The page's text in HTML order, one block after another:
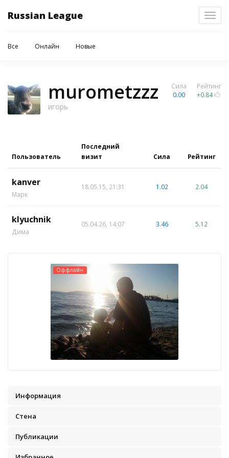
Russian League
Все Онлайн Новые
Рейтинг
+0.84
Сила
0.00
murometzzz
игорь
Пользователь
Последний
визит
Сила Рейтинг
kanver
Марк
18.05.15, 21:31 1.02 2.04
klyuchnik
Дима
05.04.26, 14:07 3.46 5.12
Оффлайн
Информация
Стена
Публикации